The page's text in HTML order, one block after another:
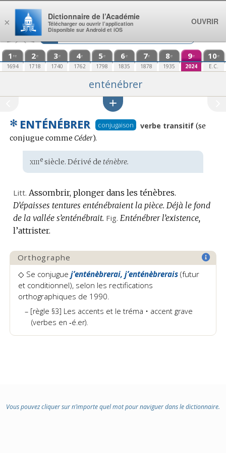
Aller au contenu
1 re
1694
2e
1718
3e
1740
4e
1762
5e
1798
6e
1835
7e
1878
8e
1935
9e
2024
10e
E.C.
enténébrer
✻ ENTÉNÉBRER conjugaison verbe transitif (se
conjugue comme Céder).
Étymologie
:
xiiiesiècle. Dérivé de ténèbre.
Litt. Assombrir, plonger dans les ténèbres.
D’épaisses tentures enténébraient la pièce. Déjà le fond
de la vallée s’enténébrait. Fig. Enténébrer l’existence,
l’attrister.
Orthographe
◇ Se conjugue j’enténèbrerai, j’enténèbrerais (futur
et conditionnel), selon les rectifications
orthographiques de 1990.
[règle §3] Les accents et le tréma • accent grave
(verbes en ‑é.er).
Vous pouvez cliquer sur n’importe quel mot pour naviguer dans le dictionnaire.
×
Dictionnaire de l’Académie
Télécharger ou ouvrir l’application
Disponible sur Android et iOS
OUVRIR